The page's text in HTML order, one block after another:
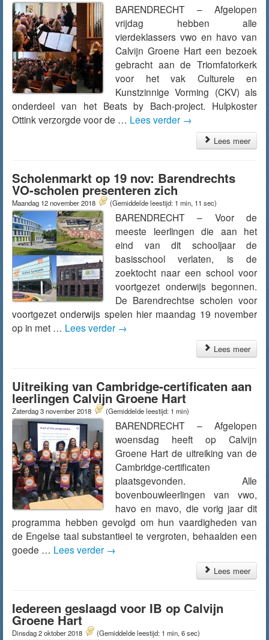
BARENDRECHT – Afgelopen
vrijdag hebben alle
vierdeklassers vwo en havo van
Calvijn Groene Hart een bezoek
gebracht aan de Triomfatorkerk
voor het vak Culturele en
Kunstzinnige Vorming (CKV) als
onderdeel van het Beats by Bach-project. Hulpkoster
Ottink verzorgde voor de … Lees verder →
Lees meer
Scholenmarkt op 19 nov: Barendrechts
VO-scholen presenteren zich
Maandag 12 november 2018 (Gemiddelde leestijd: 1 min, 11 sec)
BARENDRECHT – Voor de
meeste leerlingen die aan het
eind van dit schooljaar de
basisschool verlaten, is de
zoektocht naar een school voor
voortgezet onderwijs begonnen.
De Barendrechtse scholen voor
voortgezet onderwijs spelen hier maandag 19 november
op in met … Lees verder →
Lees meer
Uitreiking van Cambridge-certificaten aan
leerlingen Calvijn Groene Hart
Zaterdag 3 november 2018 (Gemiddelde leestijd: 1 min)
BARENDRECHT – Afgelopen
woensdag heeft op Calvijn
Groene Hart de uitreiking van de
Cambridge-certificaten
plaatsgevonden. Alle
bovenbouwleerlingen van vwo,
havo en mavo, die vorig jaar dit
programma hebben gevolgd om hun vaardigheden van
de Engelse taal substantieel te vergroten, behaalden een
goede … Lees verder →
Lees meer
Iedereen geslaagd voor IB op Calvijn
Groene Hart
Dinsdag 2 oktober 2018 (Gemiddelde leestijd: 1 min, 6 sec)